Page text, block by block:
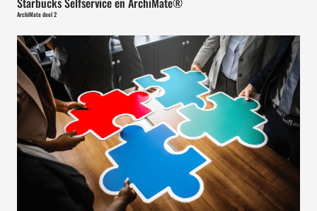
ArchiMate deel 2